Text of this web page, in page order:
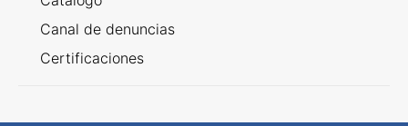
Canal de denuncias
Certificaciones